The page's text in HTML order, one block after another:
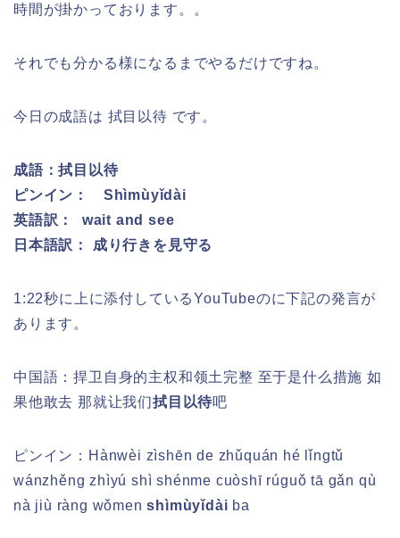
時間が掛かっております。。
それでも分かる様になるまでやるだけですね。
今日の成語は 拭目以待 です。
成語：拭目以待
ピンイン： Shìmùyǐdài
英語訳： wait and see
日本語訳： 成り行きを見守る
1:22秒に上に添付しているYouTubeのに下記の発言が
あります。
中国語：捍卫自身的主权和领土完整 至于是什么措施 如
果他敢去 那就让我们拭目以待吧
ピンイン： Hànwèi zìshēn de zhǔquán hé lǐngtǔ
wánzhěng zhìyú shì shénme cuòshī rúguǒ tā gǎn qù
nà jiù ràng wǒmen shìmùyǐdài ba